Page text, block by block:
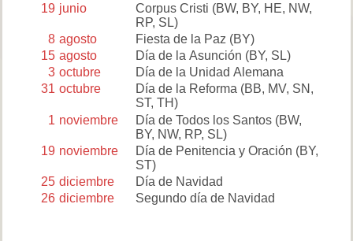
19 junio Corpus Cristi (BW, BY, HE, NW,
RP, SL)
8 agosto Fiesta de la Paz (BY)
15 agosto Día de la Asunción (BY, SL)
3 octubre
Día de la Unidad Alemana
31 octubre Día de la Reforma(BB, MV, SN,
ST, TH)
1 noviembre Día de Todos los Santos(BW,
BY, NW, RP, SL)
19 noviembre Día de Penitencia y Oración (BY,
ST)
25 diciembre
Día de Navidad
26 diciembre Segundo día de Navidad